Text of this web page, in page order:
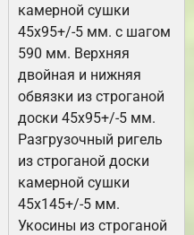
камерной сушки
45х95+/-5 мм. с шагом
590 мм. Верхняя
двойная и нижняя
обвязки из строганой
доски 45х95+/-5 мм.
Разгрузочный ригель
из строганой доски
камерной сушки
45х145+/-5 мм.
Укосины из строганой